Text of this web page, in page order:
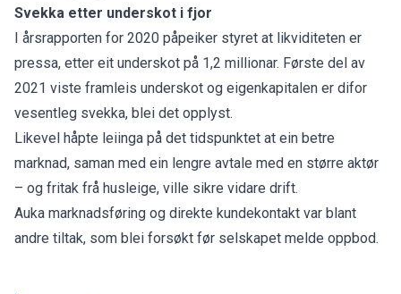
Svekka etter underskot i fjor
I årsrapporten for 2020 påpeiker styret at likviditeten er
pressa, etter eit underskot på 1,2 millionar. Første del av
2021 viste framleis underskot og eigenkapitalen er difor
vesentleg svekka, blei det opplyst.
Likevel håpte leiinga på det tidspunktet at ein betre
marknad, saman med ein lengre avtale med en større aktør
– og fritak frå husleige, ville sikre vidare drift.
Auka marknadsføring og direkte kundekontakt var blant
andre tiltak, som blei forsøkt før selskapet melde oppbod.